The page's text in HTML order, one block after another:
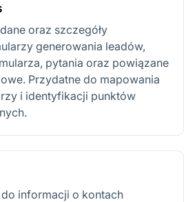
oraz szczegóły
generowania leadów,
pytania oraz powiązane
Przydatne do mapowania
i identyfikacji punktów
informacji o kontach